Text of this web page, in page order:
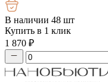
В наличии 48 шт
Купить в 1 клик
1 870 ₽